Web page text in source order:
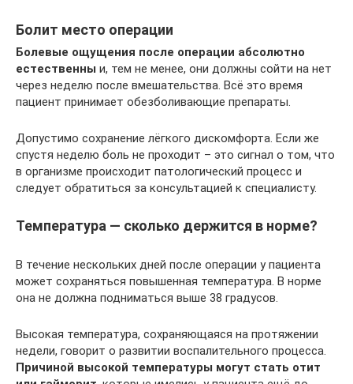
Болит место операции
Болевые ощущения после операции абсолютно
естественны и, тем не менее, они должны сойти на нет
через неделю после вмешательства. Всё это время
пациент принимает обезболивающие препараты.
Допустимо сохранение лёгкого дискомфорта. Если же
спустя неделю боль не проходит – это сигнал о том, что
в организме происходит патологический процесс и
следует обратиться за консультацией к специалисту.
Температура — сколько держится в норме?
В течение нескольких дней после операции у пациента
может сохраняться повышенная температура. В норме
она не должна подниматься выше 38 градусов.
Высокая температура, сохраняющаяся на протяжении
недели, говорит о развитии воспалительного процесса.
Причиной высокой температуры могут стать отит